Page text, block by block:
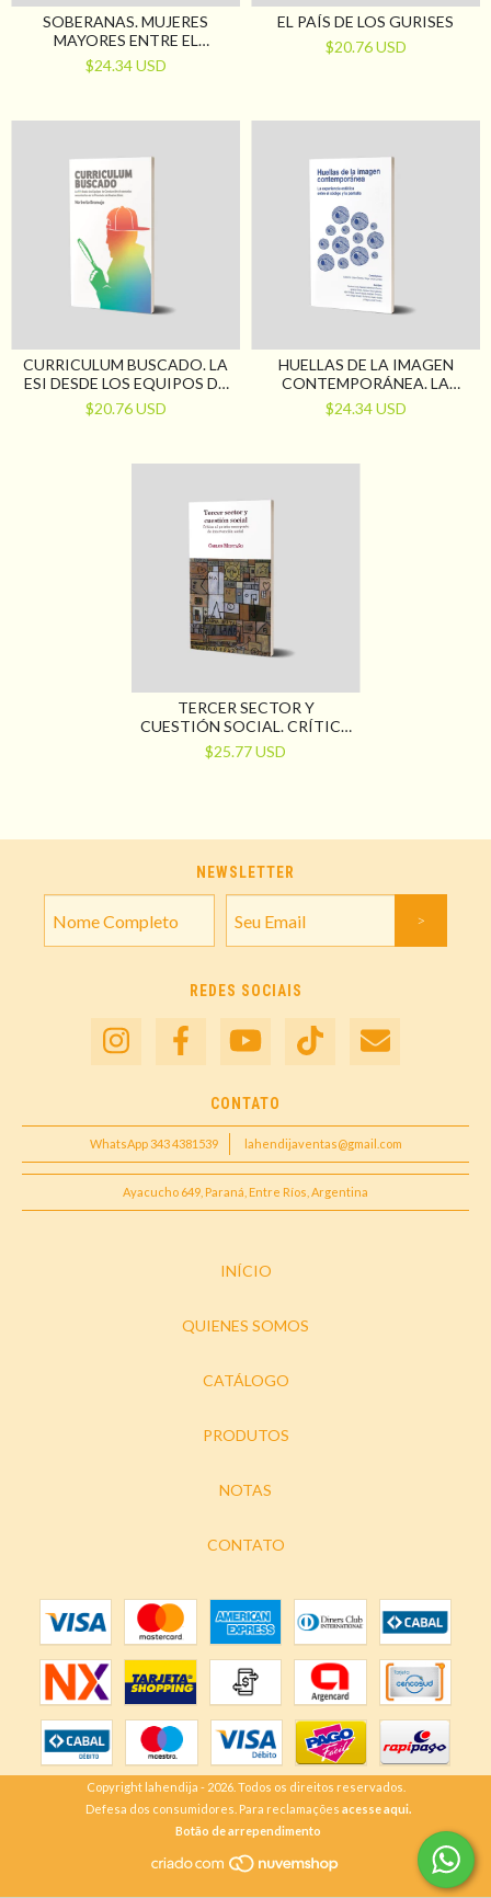
SOBERANAS. MUJERES
MAYORES ENTRE EL
DISCURSO SANITARIO Y LA
EDUCACIÓN SEXUAL
$24.34 USD
EL PAÍS DE LOS GURISES
$20.76 USD
CURRICULUM BUSCADO. LA
ESI DESDE LOS EQUIPOS DE
CONDUCCIÓN DE ESCUELAS
SECUNDARIAS EN LA
$20.76 USD
HUELLAS DE LA IMAGEN
CONTEMPORÁNEA. LA
EXPERIENCIA ESTÉTICA
ENTRE EL CÓDIGO Y LA
$24.34 USD
TERCER SECTOR Y
CUESTIÓN SOCIAL. CRÍTICA
AL PATRÓN EMERGENTE DE
INTERVENCIÓN SOCIAL
$25.77 USD
NEWSLETTER
REDES SOCIAIS
CONTATO
WhatsApp 343 4381539 lahendijaventas@gmail.com
Ayacucho 649, Paraná, Entre Ríos, Argentina
INÍCIO
QUIENES SOMOS
CATÁLOGO
PRODUTOS
NOTAS
CONTATO
Copyright lahendija - 2026. Todos os direitos reservados.
Defesa dos consumidores. Para reclamações acesse aqui.
Botão de arrependimento